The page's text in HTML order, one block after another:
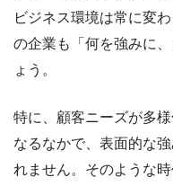
ビジネス環境は常に変
の企業も「何を強みに
ょう。
特に、顧客ニーズが多
なるなかで、表面的な
れません。そのような時